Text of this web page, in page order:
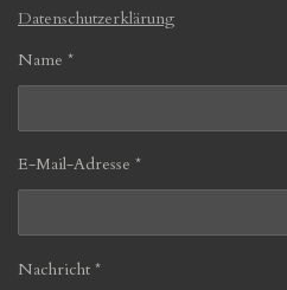
Datenschutzerklärung
Name *
E-Mail-Adresse *
Nachricht *